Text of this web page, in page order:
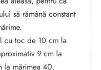
să rămână constant
cu toc de 10 cm la
9 cm la
la mărimea 40.